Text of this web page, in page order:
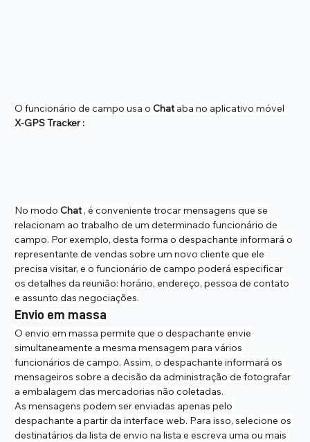
O funcionário de campo usa o Chat aba no aplicativo móvel
X-GPS Tracker :
No modo Chat , é conveniente trocar mensagens que se
relacionam ao trabalho de um determinado funcionário de
campo. Por exemplo, desta forma o despachante informará o
representante de vendas sobre um novo cliente que ele
precisa visitar, e o funcionário de campo poderá especificar
os detalhes da reunião: horário, endereço, pessoa de contato
e assunto das negociações.
Envio em massa
O envio em massa permite que o despachante envie
simultaneamente a mesma mensagem para vários
funcionários de campo. Assim, o despachante informará os
mensageiros sobre a decisão da administração de fotografar
a embalagem das mercadorias não coletadas.
As mensagens podem ser enviadas apenas pelo
despachante a partir da interface web. Para isso, selecione os
destinatários da lista de envio na lista e escreva uma ou mais